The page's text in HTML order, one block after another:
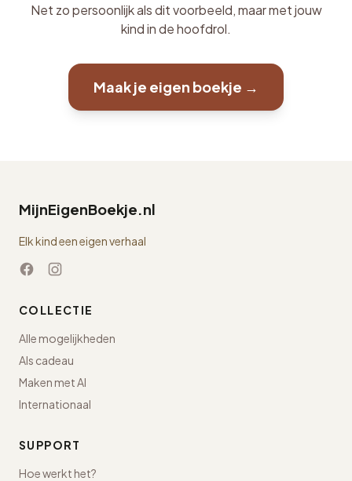
Net zo persoonlijk als dit voorbeeld, maar met jouw
kind in de hoofdrol.
Maak je eigen boekje →
MijnEigenBoekje.nl
Elk kind een eigen verhaal
COLLECTIE
Alle mogelijkheden
Als cadeau
Maken met AI
Internationaal
SUPPORT
Hoe werkt het?